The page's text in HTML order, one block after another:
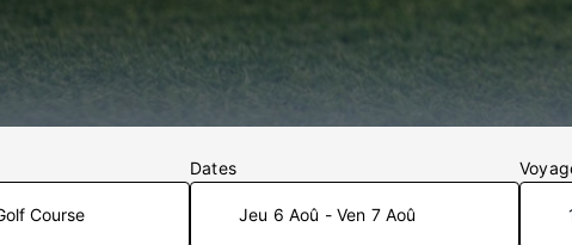
Dates
Jeu 6 Aoû - Ven 7 Aoû